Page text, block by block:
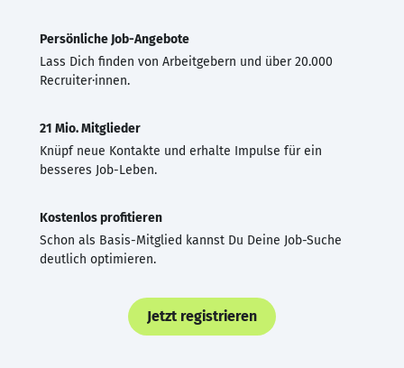
Persönliche Job-Angebote
Lass Dich finden von Arbeitgebern und über 20.000
Recruiter·innen.
21 Mio. Mitglieder
Knüpf neue Kontakte und erhalte Impulse für ein
besseres Job-Leben.
Kostenlos profitieren
Schon als Basis-Mitglied kannst Du Deine Job-Suche
deutlich optimieren.
Jetzt registrieren